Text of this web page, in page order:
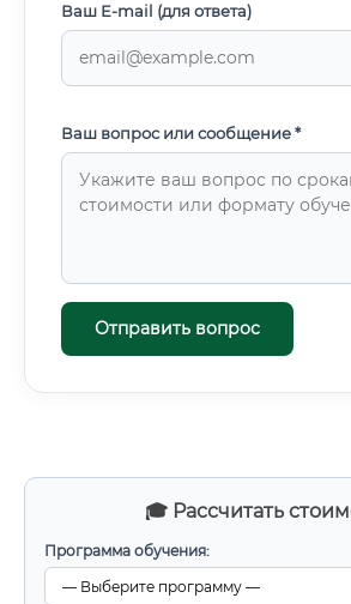
🎓 Рассчитать
Программа обучения:
Ваш E-mail (для ответа)
Ваш вопрос или сообщение *
Отправить вопрос